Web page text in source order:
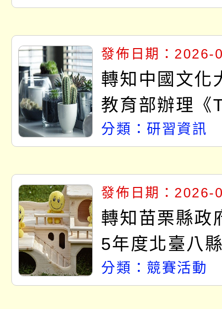
發佈日期：2026-
轉知中國文化
教育部辦理《
溝通分析基礎
人員，以及心
輔導、社會工
系所師生報名
分類：研習資訊
發佈日期：2026-
轉知苗栗縣政
5年度北臺八
短影音徵選活
分類：競賽活動